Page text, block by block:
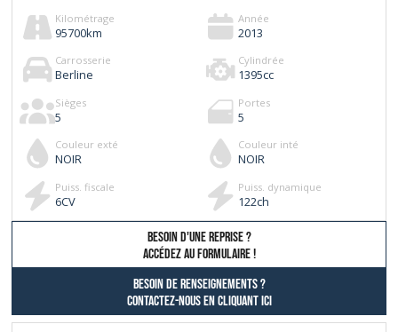
Kilométrage
95700km
Année
2013
Carrosserie
Berline
Cylindrée
1395cc
Sièges
5
Portes
5
Couleur exté
NOIR
Couleur inté
NOIR
Puiss. fiscale
6CV
Puiss. dynamique
122ch
besoin d'une reprise ?
AccÉdez au formulaire !
Besoin de renseignements ?
contactez-nous en cliquant ici